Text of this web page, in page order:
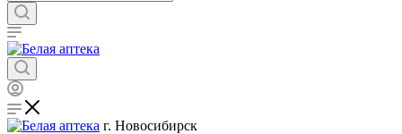
г. Новосибирск